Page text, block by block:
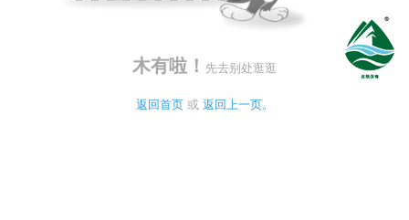
木有啦！ 先去别处逛逛
返回首页 或 返回上一页。